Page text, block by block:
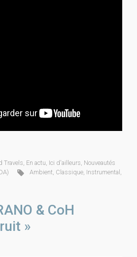
Travels, En actu, Ici d'ailleurs, Nouveautés
Ambient, Classique, Instrumental ,
& CoH
»